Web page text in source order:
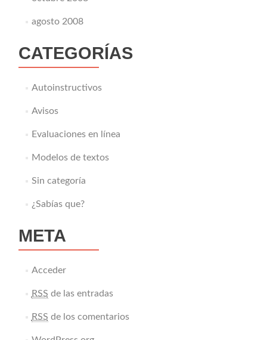
agosto 2008
CATEGORÍAS
Autoinstructivos
Avisos
Evaluaciones en línea
Modelos de textos
Sin categoría
¿Sabías que?
META
Acceder
RSS de las entradas
RSS de los comentarios